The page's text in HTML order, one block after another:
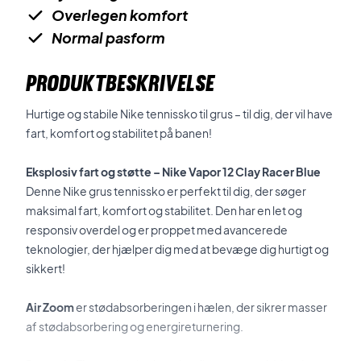
Overlegen komfort
Normal pasform
PRODUKTBESKRIVELSE
Hurtige og stabile Nike tennissko til grus – til dig, der vil have
fart, komfort og stabilitet på banen!
Eksplosiv fart og støtte – Nike Vapor 12 Clay Racer Blue
Denne Nike grus tennissko er perfekt til dig, der søger
maksimal fart, komfort og stabilitet. Den har en let og
responsiv overdel og er proppet med avancerede
teknologier, der hjælper dig med at bevæge dig hurtigt og
sikkert!
Air Zoomer stødabsorberingen i hælen, der sikrer masser
af stødabsorbering og energireturnering.